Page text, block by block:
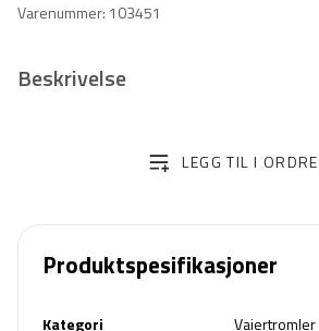
Varenummer: 103451
Beskrivelse
LEGG TIL I
Produktspesifikasjoner
Kategori
Vaiertromler